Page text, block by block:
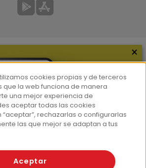
información
¿Quiénes somos?
Hemeroteca
Contacto
Prensa
×
cookies propias y de terceros
que la web funciona de manera
una mejor experiencia de
aceptar todas las cookies
rechazarlas o configurarlas
las que mejor se adaptan a tus
Aceptar